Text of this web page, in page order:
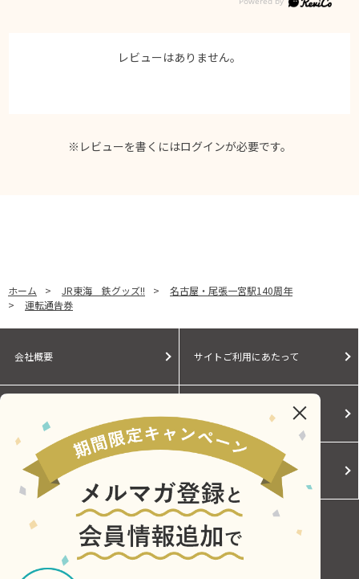
レビューはありません。
※レビューを書くにはログインが必要です。
ホーム > JR東海 鉄グッズ!! >
名古屋・尾張一宮駅140周年
>
運転通告券
会社概要 サイトご利用にあたって
Cookieポリシー ご利用規約
お問い合わせ